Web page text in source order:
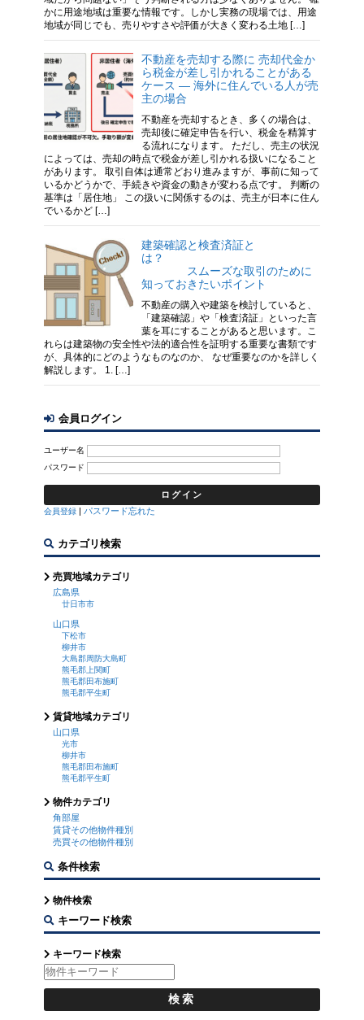
かに用途地域は重要な情報です。しかし実務の現場では、用途
地域が同じでも、売りやすさや評価が大きく変わる土地 […]
不動産を売却する際に 売却代金か
ら税金が差し引かれることがある
ケース ― 海外に住んでいる人が売
主の場合
不動産を売却するとき、多くの場合は、
売却後に確定申告を行い、税金を精算す
る流れになります。 ただし、売主の状況
によっては、売却の時点で税金が差し引かれる扱いになること
があります。 取引自体は通常どおり進みますが、事前に知って
いるかどうかで、手続きや資金の動きが変わる点です。 判断の
基準は「居住地」 この扱いに関係するのは、売主が日本に住ん
でいるかど […]
建築確認と検査済証と
は？
スムーズな取引のために
知っておきたいポイント
不動産の購入や建築を検討していると、
「建築確認」や「検査済証」といった言
葉を耳にすることがあると思います。こ
れらは建築物の安全性や法的適合性を証明する重要な書類です
が、具体的にどのようなものなのか、 なぜ重要なのかを詳しく
解説します。 1. […]
会員ログイン
ユーザー名
パスワード
会員登録 | パスワード忘れた
カテゴリ検索
売買地域カテゴリ
広島県
廿日市市
山口県
下松市
柳井市
大島郡周防大島町
熊毛郡上関町
熊毛郡田布施町
熊毛郡平生町
賃貸地域カテゴリ
山口県
光市
柳井市
熊毛郡田布施町
熊毛郡平生町
物件カテゴリ
角部屋
賃貸その他物件種別
売買その他物件種別
条件検索
物件検索
キーワード検索
キーワード検索